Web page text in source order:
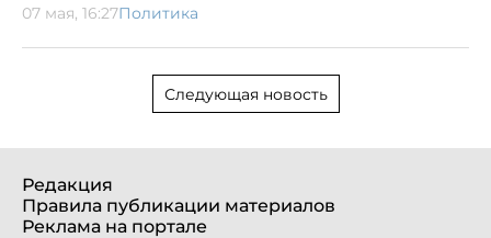
07 мая, 16:27Политика
Следующая новость
Редакция
Правила публикации материалов
Реклама на портале